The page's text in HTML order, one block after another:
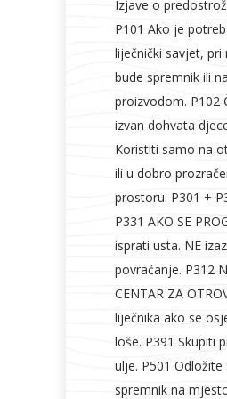
Izjave o
P101 Ako je
liječnički savjet, pri
bude spremnik ili
proizvodom. P102
izvan dohvata
Koristiti samo na
ili u dobro
prostoru. P301 +
P331 AKO SE
isprati usta. NE
povraćanje. P312
CENTAR ZA
liječnika ako se
loše. P391 Skupiti
ulje. P501
spremnik na